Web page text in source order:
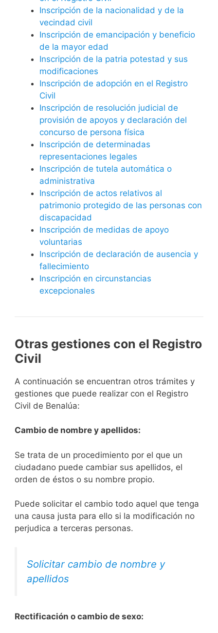
Inscripción de la nacionalidad y de la
vecindad civil
Inscripción de emancipación y beneficio
de la mayor edad
Inscripción de la patria potestad y sus
modificaciones
Inscripción de adopción en el Registro
Civil
Inscripción de resolución judicial de
provisión de apoyos y declaración del
concurso de persona física
Inscripción de determinadas
representaciones legales
Inscripción de tutela automática o
administrativa
Inscripción de actos relativos al
patrimonio protegido de las personas con
discapacidad
Inscripción de medidas de apoyo
voluntarias
Inscripción de declaración de ausencia y
fallecimiento
Inscripción en circunstancias
excepcionales
Otras gestiones con el Registro
Civil
A continuación se encuentran otros trámites y
gestiones que puede realizar con el Registro
Civil de Benalúa:
Cambio de nombre y apellidos:
Se trata de un procedimiento por el que un
ciudadano puede cambiar sus apellidos, el
orden de éstos o su nombre propio.
Puede solicitar el cambio todo aquel que tenga
una causa justa para ello si la modificación no
perjudica a terceras personas.
Solicitar cambio de nombre y
apellidos
Rectificación o cambio de sexo: